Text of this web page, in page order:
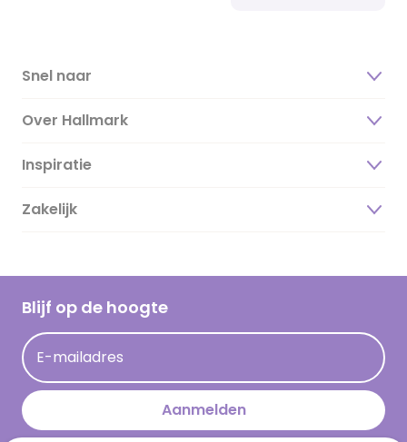
Snel naar
Over Hallmark
Over ons
Duurzaamheid
Hallmark Kaartclub
Acties
Persberichten
Hallmark en Kinderpostzegels
Inspiratie
Magazine
Cadeau inspiratie
Kaartinspiratie
Zakelijk
Blijf op de hoogte
E-mailadres
Aanmelden